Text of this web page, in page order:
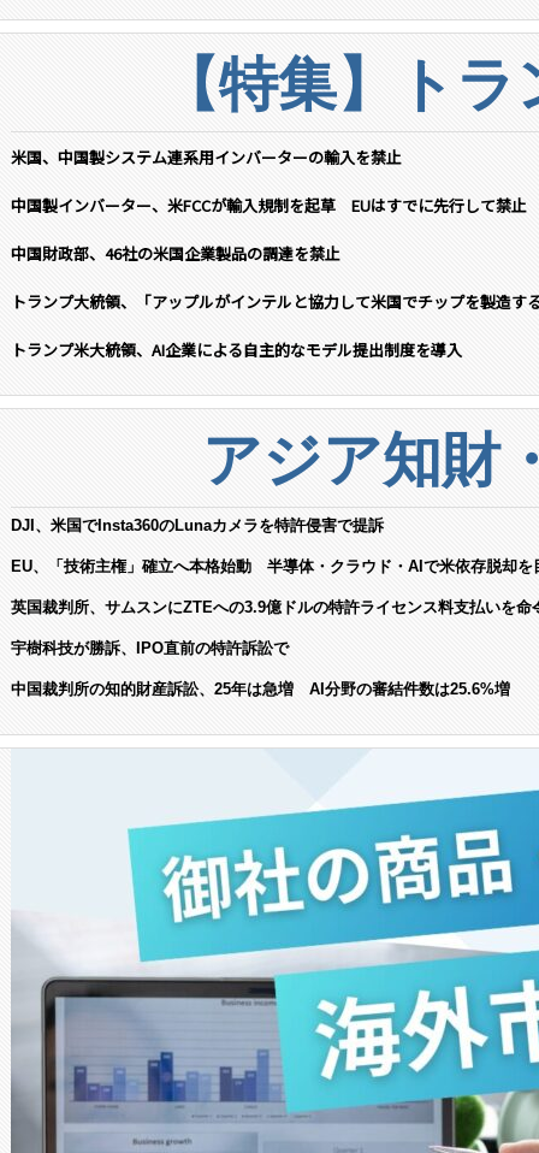
【特集】ト
米国、中国製システム連系用インバーターの輸入を禁止
中国製インバーター、米FCCが輸入規制を起草 EUはすでに先行して禁止
中国財政部、46社の米国企業製品の調達を禁止
トランプ大統領、「アップルがインテルと協力して米国でチップを製造す
トランプ米大統領、AI企業による自主的なモデル提出制度を導入
アジア知財
DJI、米国でInsta360のLunaカメラを特許侵害で提訴
EU、「技術主権」確立へ本格始動 半導体・クラウド・AIで米依存脱却を
英国裁判所、サムスンにZTEへの3.9億ドルの特許ライセンス料支払いを命
宇樹科技が勝訴、IPO直前の特許訴訟で
中国裁判所の知的財産訴訟、25年は急増 AI分野の審結件数は25.6%増